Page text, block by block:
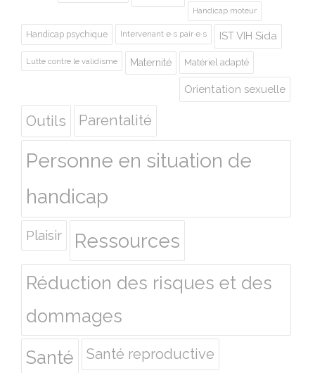
Handicap moteur
Handicap psychique Intervenant·e·s pair·e·s IST VIH Sida
Lutte contre le validisme Maternité Matériel adapté
Orientation sexuelle
Outils Parentalité
Personne en situation de
handicap
Plaisir Ressources
Réduction des risques et des
dommages
Santé
Santé reproductive